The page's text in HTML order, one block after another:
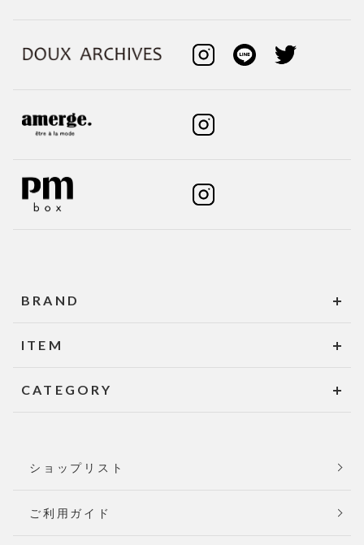
BRAND
ITEM
CATEGORY
ショップリスト
ご利用ガイド